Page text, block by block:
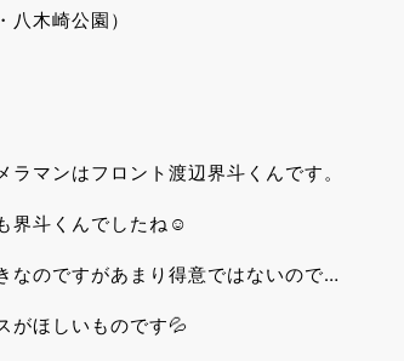
木崎公園）
ラマンはフロント渡辺界斗くんです。
界斗くんでしたね☺
なのですがあまり得意ではないので…
がほしいものです💦